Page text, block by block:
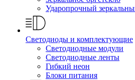
Ударопрочный
Светодиоды и комплектующие
Светодиодные модули
Светодиодные ленты
Гибкий неон
Блоки питания